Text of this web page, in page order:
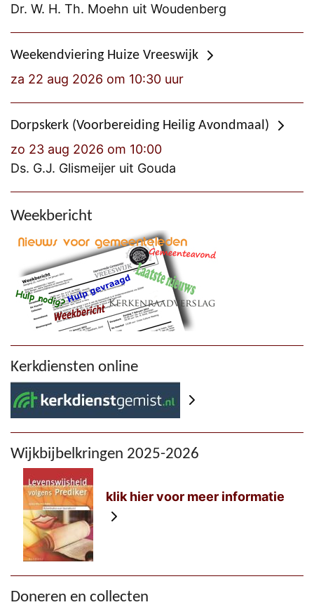
Dr. W. H. Th. Moehn uit Woudenberg
Weekendviering Huize Vreeswijk
za 22 aug 2026 om 10:30 uur
Dorpskerk (Voorbereiding Heilig Avondmaal)
zo 23 aug 2026 om 10:00
Ds. G.J. Glismeijer uit Gouda
Weekbericht
Kerkdiensten online
Wijkbijbelkringen 2025-2026
klik hier voor meer informatie
Doneren en collecten